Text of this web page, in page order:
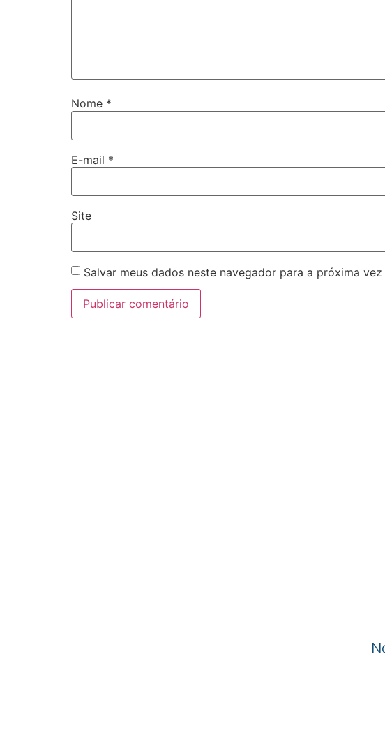
Nome *
E-mail *
Site
Salvar meus dados neste navegador para a próxima